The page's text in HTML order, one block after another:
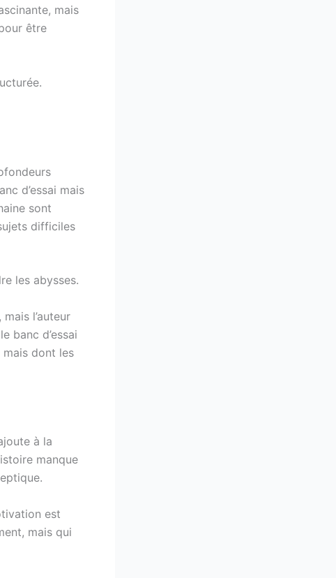
mais
être
d’essai mais
sont
difficiles
les abysses.
l’auteur
banc d’essai
mais dont les
à la
manque
est
mais qui